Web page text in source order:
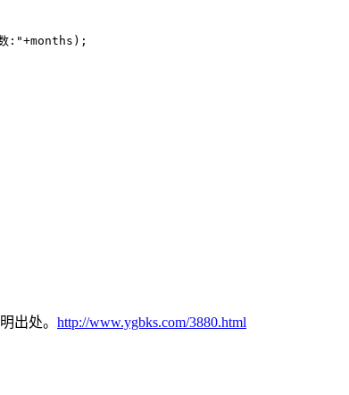
:"+months);
出处。 http://www.ygbks.com/3880.html